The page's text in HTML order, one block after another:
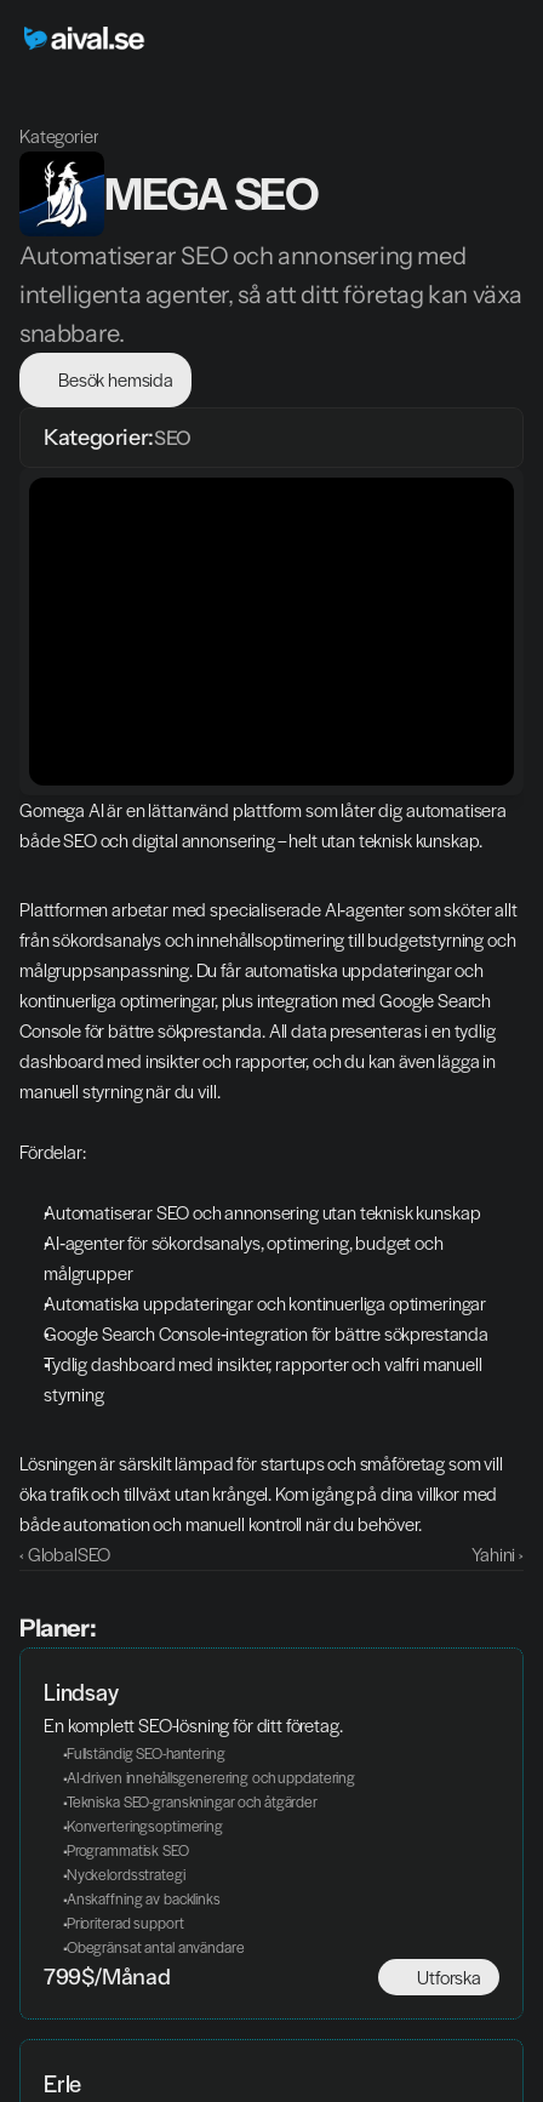
Kategorier
MEGA SEO
Automatiserar SEO och annonsering med
intelligenta agenter, så att ditt företag kan växa
snabbare.
Besök hemsida
Kategorier:SEO
Gomega AI är en lättanvänd plattform som låter dig automatisera
både SEO och digital annonsering – helt utan teknisk kunskap.
Plattformen arbetar med specialiserade AI‑agenter som sköter allt
från sökordsanalys och innehållsoptimering till budgetstyrning och
målgruppsanpassning. Du får automatiska uppdateringar och
kontinuerliga optimeringar, plus integration med Google Search
Console för bättre sökprestanda. All data presenteras i en tydlig
dashboard med insikter och rapporter, och du kan även lägga in
manuell styrning när du vill.
Fördelar:
Automatiserar SEO och annonsering utan teknisk kunskap
AI‑agenter för sökordsanalys, optimering, budget och
målgrupper
Automatiska uppdateringar och kontinuerliga optimeringar
Google Search Console‑integration för bättre sökprestanda
Tydlig dashboard med insikter, rapporter och valfri manuell
styrning
Lösningen är särskilt lämpad för startups och småföretag som vill
öka trafik och tillväxt utan krångel. Kom igång på dina villkor med
både automation och manuell kontroll när du behöver.
‹ GlobalSEO
Yahini ›
Planer:
Lindsay
En komplett SEO-lösning för ditt företag.
Fullständig SEO-hantering
AI-driven innehållsgenerering och uppdatering
Tekniska SEO-granskningar och åtgärder
Konverteringsoptimering
Programmatisk SEO
Nyckelordsstrategi
Anskaffning av backlinks
Prioriterad support
Obegränsat antal användare
Utforska
799$/Månad
Erle